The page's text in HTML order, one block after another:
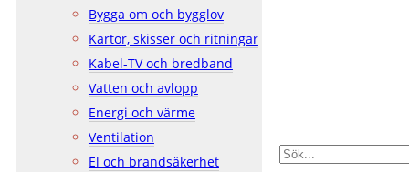
Bygga om och bygglov
Kartor, skisser och ritningar
Kabel-TV och bredband
Vatten och avlopp
Energi och värme
Ventilation
El och brandsäkerhet
SÖK